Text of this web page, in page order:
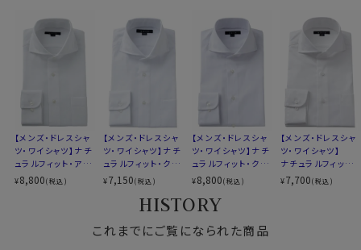
クールマックス®オールシーズン・ファブリックは、形態安
定性により、日々のお手入れが非常に楽。
お手入れ方法は全シャツ共通ですが、特に本製品は下記
・洗濯ネットに入れ、脱水は短めに設定（1分以内を目安
に）。生地への負担が少なく、シワも残りにくくなります。
・洗濯後はできるだけ早めに取り出し、軽くはたいてシワ
を伸ばして干す。
・形を整えて干すことで、ほぼノーアイロンでご着用いた
※しわの出方は洗濯環境や干し方により異なります。
衿型
ホリゾンタルカラー(カッタウェイ)
取り外し式
カフス
ラウンドカット
アジャスタブル
コンバーチブルカフス
衿高
前3.0cm 後4.3cm
S-37～LL-43・3L-45・4L-47cm
トールM-88・L-90・LL-90cm
全１２サイズ
【メンズ・ドレスシャ
ツ・ワイシャツ】ナチ
ュラルフィット・アイ
スコットン・プレミア
ムコットン・イージ
¥8,800(税込)
【メンズ・ドレスシャ
ツ・ワイシャツ】ナチ
ュラルフィット・クー
ルマックス・ドライ・
形態安定・ホリゾン
タルカラー・カッタウ
¥7,150(税込)
【メンズ・ドレスシャ
ツ・ワイシャツ】ナチ
ュラルフィット・クー
ルマックス・オールシ
ーズン・ドライ・形態
安定・ホリゾンタル
カラー・カッタウェ
イ・ポケット無し
¥8,800(税込)
【メンズ・ドレスシャ
ツ・ワイシャツ】
ナチュラルフィット・
プレミアムコットン・
オックスフォード・形
¥7,700(税込)
HISTORY
これまでにご覧になられた商品